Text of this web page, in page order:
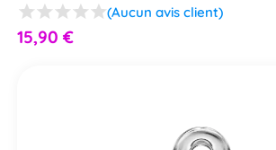
(Aucun avis client)
15,90 €